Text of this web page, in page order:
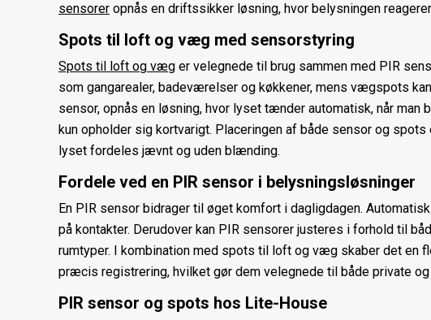
sensorer opnås en driftssikker løsning, hvor belysningen
Spots til loft og væg med sensorstyring
Spots til loft og væg er velegnede til brug sammen med PIR
som gangarealer, badeværelser og køkkener, mens vægspots
sensor, opnås en løsning, hvor lyset tænder automatisk, når
kun opholder sig kortvarigt. Placeringen af både sensor og
lyset fordeles jævnt og uden blænding.
Fordele ved en PIR sensor i belysningsløsninger
En PIR sensor bidrager til øget komfort i dagligdagen.
på kontakter. Derudover kan PIR sensorer justeres i forhold til
rumtyper. I kombination med spots til loft og væg skaber det en
præcis registrering, hvilket gør dem velegnede til både private
PIR sensor og spots hos Lite-House